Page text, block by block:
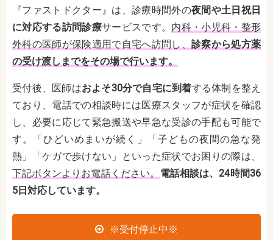
『ファストドクター』は、診療時間外の夜間や土日祝日
に対応する訪問診療サービスです。 内科・小児科・整形
外科の医師が保険適用で自宅へ訪問し、 診察から処方薬
の受け渡しまでをその場で行います。
受付後、医師はおよそ30分で自宅に到着する体制を整え
ており、電話での相談時には医療スタッフが症状を確認
し、必要に応じて緊急搬送や早急な受診の手配も可能で
す。「ひどいめまいが続く」「子どもの夜間の急な発
熱」「ケガで歩けない」といった症状でお困りの際は、
下記ボタンよりお電話ください。 電話相談は、24時間36
5日対応しています。
※受付停止中※